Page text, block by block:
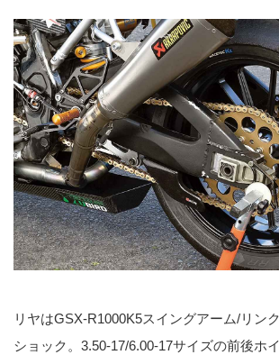
リヤはGSX-R1000K5スイングアーム/リン
ショック。3.50-17/6.00-17サイズの前後ホ